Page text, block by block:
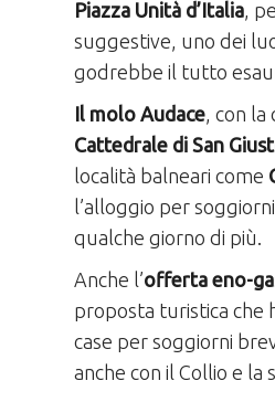
Piazza Unità d’Italia,
suggestive, uno dei
godrebbe il tutto
Il molo Audace, con la
Cattedrale di San
località balneari come
l’alloggio per
qualche giorno di più.
Anche l’offerta eno-
proposta turistica che
case per soggiorni
anche con il Collio e la